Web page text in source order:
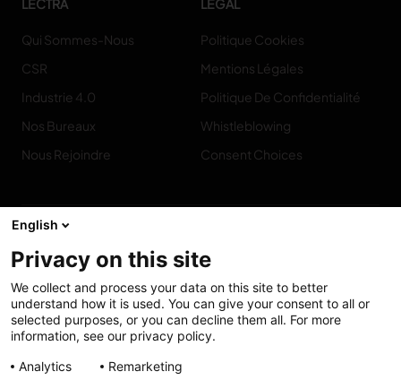
LECTRA
Qui Sommes-Nous
CSR
Industrie 4.0
Nos Bureaux
Nous Rejoindre
LEGAL
Politique Cookies
Mentions Légales
Politique De Confidentialité
Whistleblowing
Consent Choices
Contact
My solutions
English
Privacy on this site
We collect and process your data on this site to better
understand how it is used. You can give your consent to all or
selected purposes, or you can decline them all. For more
information, see our privacy policy.
Analytics
Remarketing